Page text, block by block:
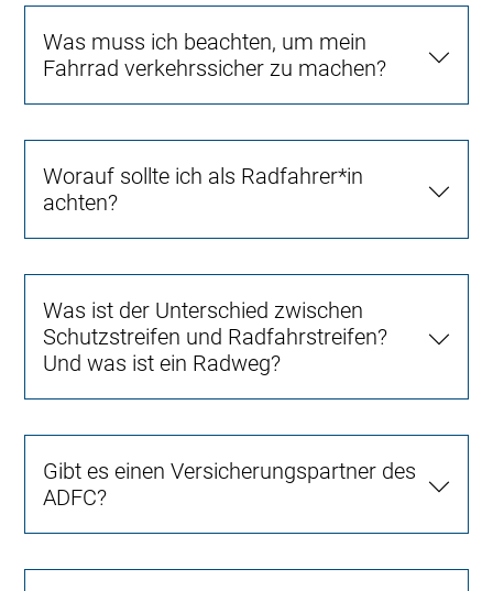
Was muss ich beachten, um mein
Fahrrad verkehrssicher zu machen?
Worauf sollte ich als Radfahrer*in
achten?
Was ist der Unterschied zwischen
Schutzstreifen und Radfahrstreifen?
Und was ist ein Radweg?
Gibt es einen Versicherungspartner des
ADFC?